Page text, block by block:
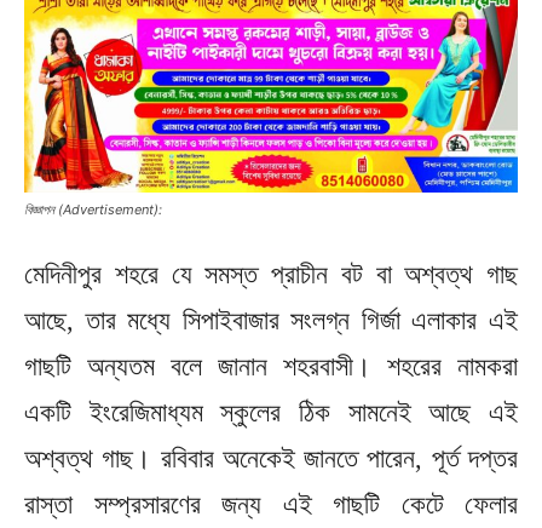
বিজ্ঞাপন (Advertisement):
মেদিনীপুর শহরে যে সমস্ত প্রাচীন বট বা অশ্বত্থ গাছ
আছে, তার মধ্যে সিপাইবাজার সংলগ্ন গির্জা এলাকার এই
গাছটি অন্যতম বলে জানান শহরবাসী। শহরের নামকরা
একটি ইংরেজিমাধ্যম স্কুলের ঠিক সামনেই আছে এই
অশ্বত্থ গাছ। রবিবার অনেকেই জানতে পারেন, পূর্ত দপ্তর
রাস্তা সম্প্রসারণের জন্য এই গাছটি কেটে ফেলার